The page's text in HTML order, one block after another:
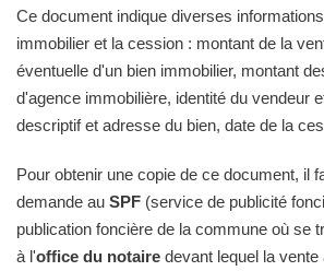
Ce document indique diverses
immobilier et la cession : montant de la
éventuelle d'un bien immobilier, montant
d'agence immobilière, identité du vendeur
descriptif et adresse du bien, date de la
Pour obtenir une copie de ce document, il
demande au SPF (service de publicité
publication foncière de la commune où se
à l'office du notaire devant lequel la vente